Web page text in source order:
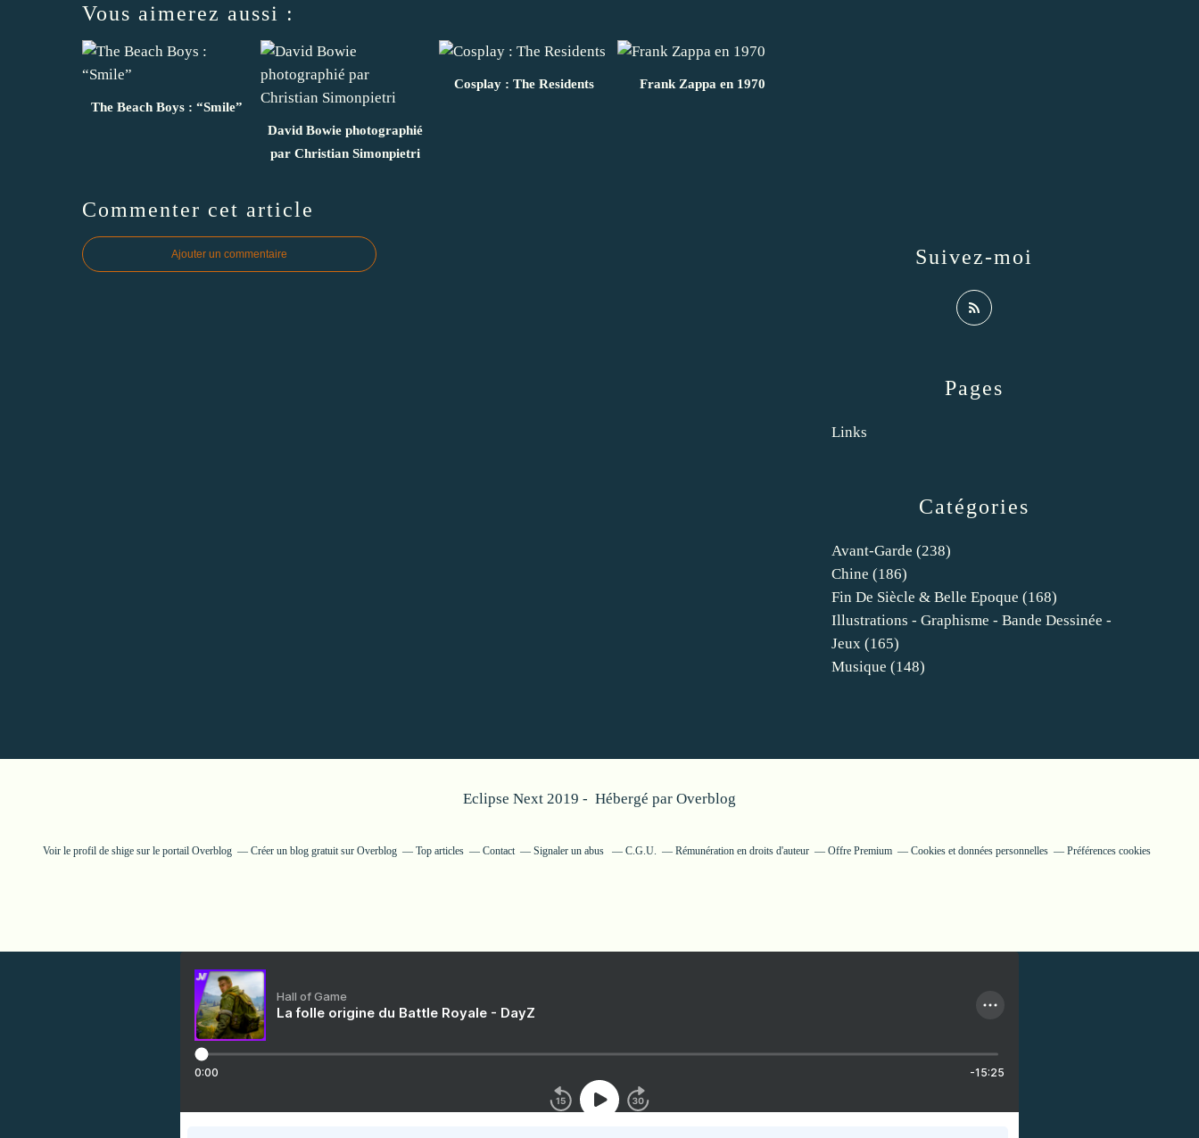
Vous aimerez aussi :
The Beach Boys : “Smile”
David Bowie photographié
par Christian Simonpietri
Cosplay : The Residents Frank Zappa en 1970
Commenter cet article
Ajouter un commentaire
Catégories
Avant-Garde (238)
Chine (186)
Fin De Siècle & Belle Epoque (168)
Illustrations - Graphisme - Bande Dessinée -
Jeux (165)
Musique (148)
Pages
Links
Suivez-moi
Eclipse Next 2019 - Hébergé par Overblog
Voir le profil de shige sur le portail Overblog Créer un blog gratuit sur Overblog Top articles Contact Signaler un abus C.G.U. Rémunération en droits d'auteur Offre Premium Cookies et données personnelles Préférences cookies
Hall of Game
La folle origine du Battle Royale - DayZ
0:00 -15:25